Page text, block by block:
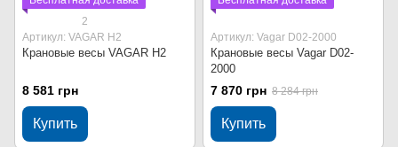
2
Артикул: VAGAR Н2
Крановые весы VAGAR Н2
8 581 грн
Купить
Артикул: Vagar D02-2000
Крановые весы Vagar D02-
2000
7 870 грн 8 284 грн
Купить